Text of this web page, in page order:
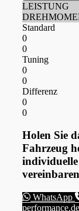
LEISTUNG
Standard
0
0
Tuning
0
0
Differenz
0
0
Holen Sie
Fahrzeug
WhatsApp
performance.de